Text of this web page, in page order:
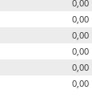
0,00
0,00
0,00
0,00
0,00
0,00